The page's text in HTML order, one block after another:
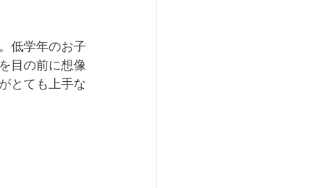
低学年のお子
目の前に想像
とても上手な